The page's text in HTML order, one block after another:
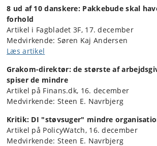
8 ud af 10 danskere: Pakkebude skal
forhold
Artikel i Fagbladet 3F, 17. december
Medvirkende: Søren Kaj Andersen
Læs artikel
Grakom-direktør: de største af
spiser de mindre
Artikel på Finans.dk, 16. december
Medvirkende: Steen E. Navrbjerg
Kritik: DI "støvsuger" mindre
Artikel på PolicyWatch, 16. december
Medvirkende: Steen E. Navrbjerg